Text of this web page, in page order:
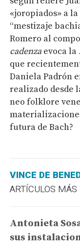
«joropiados» a
“mestizaje
Romero al
cadenza evoca la
que
Daniela Padrón
realizado desde
neo folklore
futura de Bach?
VINCE DE
ARTÍCULOS
Antonieta
sus